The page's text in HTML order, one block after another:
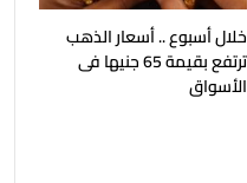
خلال أسبوع .. أسعار الذهب
ترتفع بقيمة 65 جنيها فى
الأسواق